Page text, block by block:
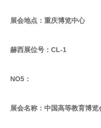
展会地点：重庆博览中心
赫西展位号：CL-1
NO5：
展会名称：中国高等教育博览